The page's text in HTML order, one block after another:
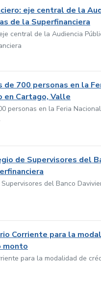
eje central de la
de la Superfinanciera
central de la Audiencia
de 700 personas en la
en Cartago, Valle
personas en la Feria
de Supervisores del
del Banco
Corriente para la
monto
para la modalidad de